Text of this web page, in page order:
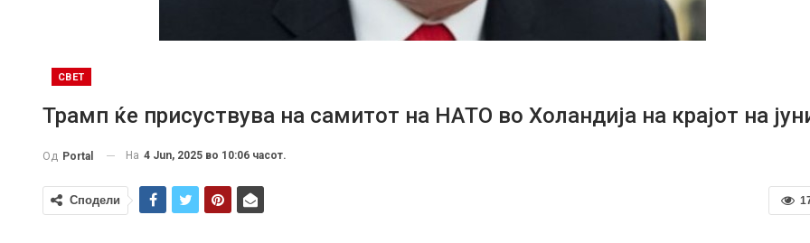
СВЕТ
Трамп ќе присуствува на самитот на НАТО во Холандија на крајот на
Од Portal На 4 Jun, 2025 во 10:06 часот.
Сподели